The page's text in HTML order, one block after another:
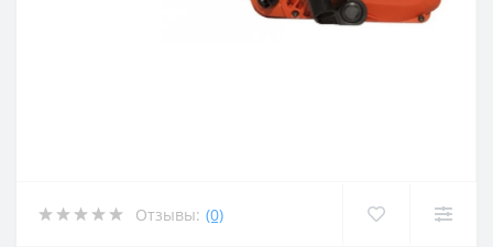
Отзывы: (0)